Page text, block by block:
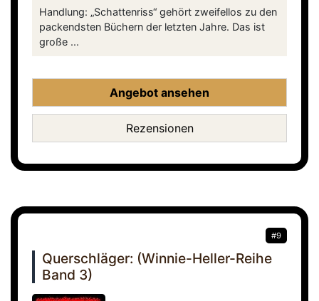
Handlung: „Schattenriss“ gehört zweifellos zu den
packendsten Büchern der letzten Jahre. Das ist
große ...
Angebot ansehen
Rezensionen
#9
Querschläger: (Winnie-Heller-Reihe
Band 3)